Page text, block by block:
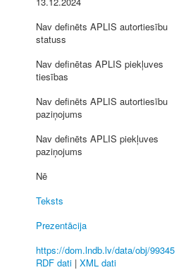
Nav definēts APLIS autortiesību
statuss
Nav definētas APLIS piekļuves
tiesības
Nav definēts APLIS autortiesību
paziņojums
Nav definēts APLIS piekļuves
paziņojums
Nē
Teksts
Prezentācija
https://dom.lndb.lv/data/obj/99345
RDF dati | XML dati